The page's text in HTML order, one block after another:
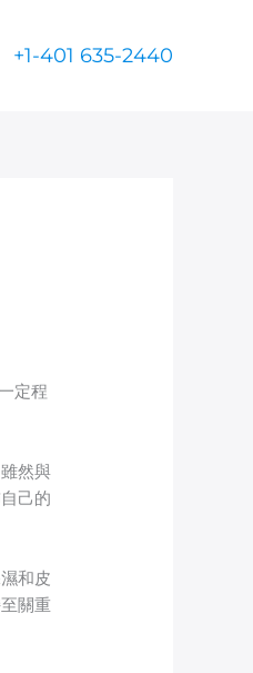
+1-401 635-2440
定程
然與
己的
和皮
關重